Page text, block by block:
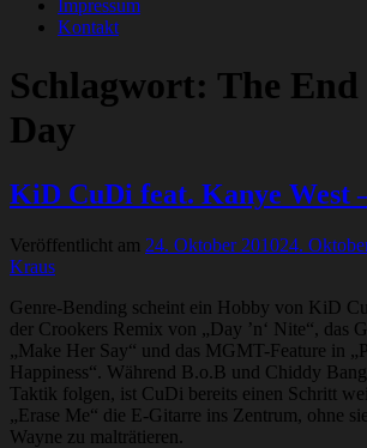
Impressum
Kontakt
Schlagwort: The
Day
KiD CuDi feat. Kanye West
Veröffentlicht am 24. Oktober 201024.
Kraus
Genre-Bending scheint ein Hobby von KiD
der Crookers Remix von „Day ’n‘ Nite“, das
„Make Her Say“ und das MGMT-Feature in
Happiness“. Während B.o.B und Chiddy
Taktik folgen, ist CuDi bereits einen Schritt
„Erase Me“ die E-Gitarre ins Zentrum, ohne
Wayne zu malträtieren.